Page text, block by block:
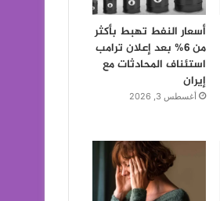
أسعار النفط تهبط بأكثر
من 6% بعد إعلان ترامب
استئناف المحادثات مع
إيران
أغسطس 3, 2026